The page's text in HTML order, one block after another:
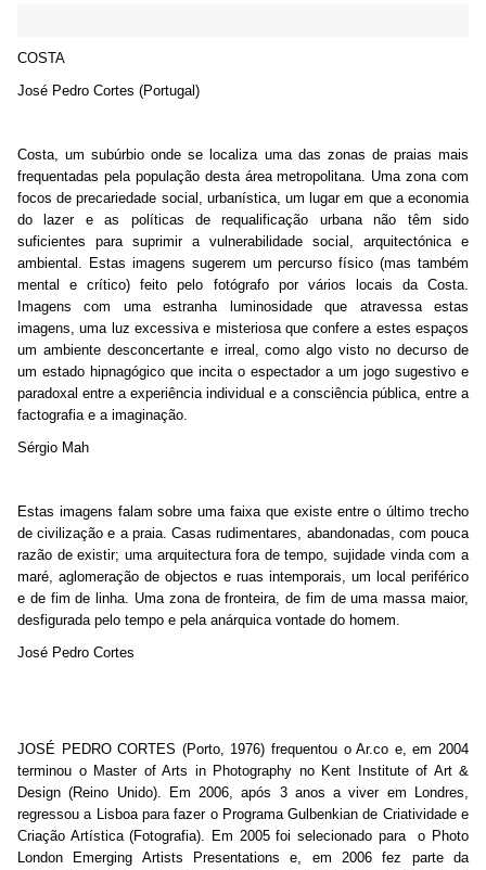
COSTA
José Pedro Cortes (Portugal)
Costa, um subúrbio onde se localiza uma das zonas de praias mais
frequentadas pela população desta área metropolitana. Uma zona com
focos de precariedade social, urbanística, um lugar em que a economia
do lazer e as políticas de requalificação urbana não têm sido
suficientes para suprimir a vulnerabilidade social, arquitectónica e
ambiental. Estas imagens sugerem um percurso físico (mas também
mental e crítico) feito pelo fotógrafo por vários locais da Costa.
Imagens com uma estranha luminosidade que atravessa estas
imagens, uma luz excessiva e misteriosa que confere a estes espaços
um ambiente desconcertante e irreal, como algo visto no decurso de
um estado hipnagógico que incita o espectador a um jogo sugestivo e
paradoxal entre a experiência individual e a consciência pública, entre a
factografia e a imaginação.
Sérgio Mah
Estas imagens falam sobre uma faixa que existe entre o último trecho
de civilização e a praia. Casas rudimentares, abandonadas, com pouca
razão de existir; uma arquitectura fora de tempo, sujidade vinda com a
maré, aglomeração de objectos e ruas intemporais, um local periférico
e de fim de linha. Uma zona de fronteira, de fim de uma massa maior,
desfigurada pelo tempo e pela anárquica vontade do homem.
José Pedro Cortes
JOSÉ PEDRO CORTES (Porto, 1976) frequentou o Ar.co e, em 2004
terminou o Master of Arts in Photography no Kent Institute of Art &
Design (Reino Unido). Em 2006, após 3 anos a viver em Londres,
regressou a Lisboa para fazer o Programa Gulbenkian de Criatividade e
Criação Artística (Fotografia). Em 2005 foi selecionado para o Photo
London Emerging Artists Presentations e, em 2006 fez parte da